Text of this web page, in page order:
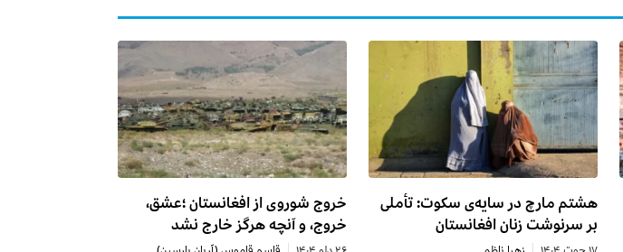
هشتم مارچ در سایه‌ی سکوت: تأملی
بر سرنوشت زنان افغانستان
خروج شوروی از افغانستان ؛عشق،
خروج، و آنچه هرگز خارج نشد